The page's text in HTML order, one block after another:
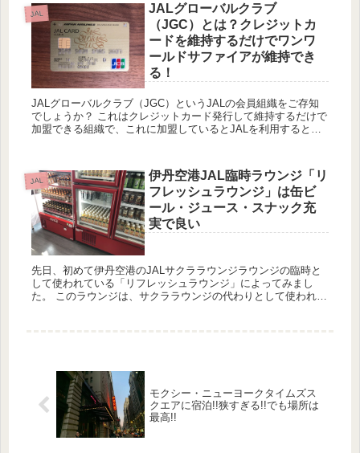
JAL
JALグローバルクラブ
（JGC）とは？クレジットカ
ードを維持するだけでワンワ
ールドサファイアが維持でき
る！
JALグローバルクラブ（JGC）というJALの会員組織をご存知
でしょうか？ これはクレジットカード発行して維持するだけで
加盟できる組織で、これに加盟しているとJALを利用するとき
JAL
伊丹空港JAL臨時ラウンジ「リ
フレッシュラウンジ」は缶ビ
ール・ジュース・スナック充
実で良い
先日、初めて伊丹空港のJALサクララウンジラウンジの臨時と
して使われている「リフレッシュラウンジ」によってみまし
た。 このラウンジは、サクララウンジの代わりとして使われて
モクシー・ニューヨークタイムズス
クエアに宿泊!!狭すぎる!!でも場所は
最高!!